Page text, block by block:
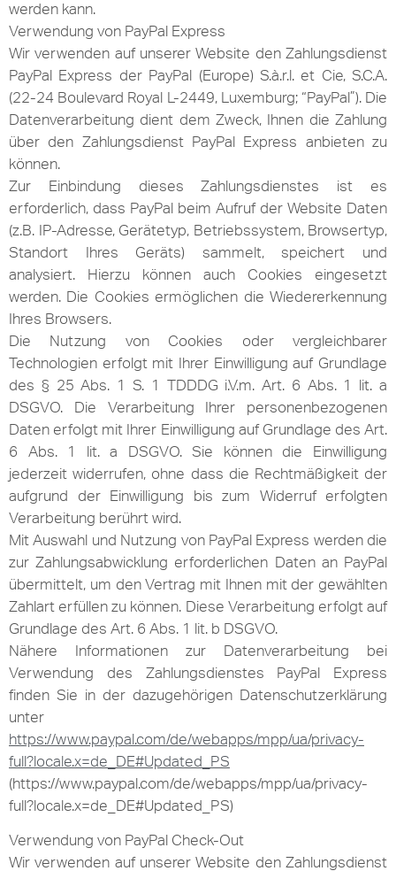
werden kann.
Verwendung von PayPal Express
Wir verwenden auf unserer Website den Zahlungsdienst
PayPal Express der PayPal (Europe) S.à.r.l. et Cie, S.C.A.
(22-24 Boulevard Royal L-2449, Luxemburg; “PayPal”). Die
Datenverarbeitung dient dem Zweck, Ihnen die Zahlung
über den Zahlungsdienst PayPal Express anbieten zu
können.
Zur Einbindung dieses Zahlungsdienstes ist es
erforderlich, dass PayPal beim Aufruf der Website Daten
(z.B. IP-Adresse, Gerätetyp, Betriebssystem, Browsertyp,
Standort Ihres Geräts) sammelt, speichert und
analysiert. Hierzu können auch Cookies eingesetzt
werden. Die Cookies ermöglichen die Wiedererkennung
Ihres Browsers.
Die Nutzung von Cookies oder vergleichbarer
Technologien erfolgt mit Ihrer Einwilligung auf Grundlage
des § 25 Abs. 1 S. 1 TDDDG i.V.m. Art. 6 Abs. 1 lit. a
DSGVO. Die Verarbeitung Ihrer personenbezogenen
Daten erfolgt mit Ihrer Einwilligung auf Grundlage des Art.
6 Abs. 1 lit. a DSGVO. Sie können die Einwilligung
jederzeit widerrufen, ohne dass die Rechtmäßigkeit der
aufgrund der Einwilligung bis zum Widerruf erfolgten
Verarbeitung berührt wird.
Mit Auswahl und Nutzung von PayPal Express werden die
zur Zahlungsabwicklung erforderlichen Daten an PayPal
übermittelt, um den Vertrag mit Ihnen mit der gewählten
Zahlart erfüllen zu können. Diese Verarbeitung erfolgt auf
Grundlage des Art. 6 Abs. 1 lit. b DSGVO.
Nähere Informationen zur Datenverarbeitung bei
Verwendung des Zahlungsdienstes PayPal Express
finden Sie in der dazugehörigen Datenschutzerklärung
unter
https://www.paypal.com/de/webapps/mpp/ua/privacy-
full?locale.x=de_DE#Updated_PS
(https://www.paypal.com/de/webapps/mpp/ua/privacy-
full?locale.x=de_DE#Updated_PS)
Verwendung von PayPal Check-Out
Wir verwenden auf unserer Website den Zahlungsdienst